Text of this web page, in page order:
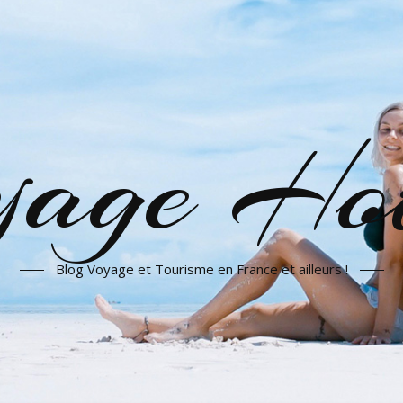
Blog Voyage et Tourisme en France et ailleurs !